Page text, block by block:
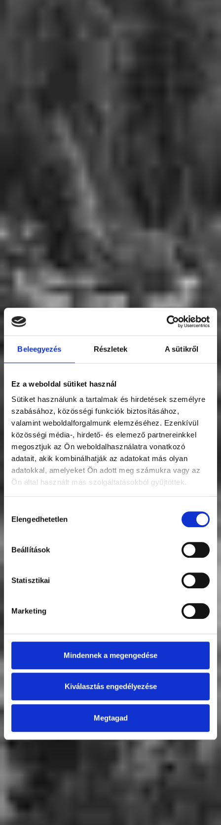
Beleegyezés Részletek A sütikről
Ez a weboldal sütiket használ
Sütiket használunk a tartalmak és hirdetések személyre
szabásához, közösségi funkciók biztosításához,
valamint weboldalforgalmunk elemzéséhez. Ezenkívül
közösségi média-, hirdető- és elemező partnereinkkel
megosztjuk az Ön weboldalhasználatra vonatkozó
adatait, akik kombinálhatják az adatokat más olyan
adatokkal, amelyeket Ön adott meg számukra vagy az
Ön által használt más szolgáltatásokból gyűjtöttek.
kiválasztása
Elengedhetetlen
Beállítások
Statisztikai
Marketing
Mindennek a megengedése
Kiválasztás engedélyezése
Megtagad
0